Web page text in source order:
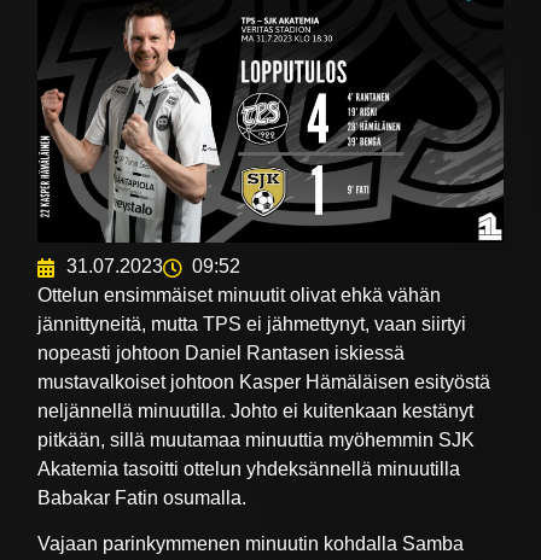
31.07.2023
09:52
Ottelun ensimmäiset minuutit olivat ehkä vähän
jännittyneitä, mutta TPS ei jähmettynyt, vaan siirtyi
nopeasti johtoon Daniel Rantasen iskiessä
mustavalkoiset johtoon Kasper Hämäläisen esityöstä
neljännellä minuutilla. Johto ei kuitenkaan kestänyt
pitkään, sillä muutamaa minuuttia myöhemmin SJK
Akatemia tasoitti ottelun yhdeksännellä minuutilla
Babakar Fatin osumalla.
Vajaan parinkymmenen minuutin kohdalla Samba